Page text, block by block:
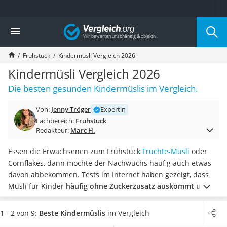
Die beliebtesten Vergleiche nach Kategorie
Lebensmittel
Schwarzkümmelöl
Knäckebrot
Schwarzkümmelöl-Kapseln
Manukahonig
Eiklar
Balsamico-Essig
Schwarzkümmelöl bio
Honig
Gemüsebrühe
Eiskaffee-Pulver
Irischer Whiskey
Grapefruitkernextrakt
Matcha-Set
Vergleich
Frühstück Kindermüsli Vergleich 2026
Kindermüsli Vergleich 2026
Die besten gesunden Kindermüslis im Vergleich.
Von: Jenny Tröger
Expertin
Fachbereich: Frühstück
Redakteur: Marc H.
Essen die Erwachsenen zum Frühstück Früchte-Müsli oder
Cornflakes, dann möchte der Nachwuchs häufig auch etwas
davon abbekommen. Tests im Internet haben gezeigt, dass
Müsli für Kinder häufig ohne Zuckerzusatz auskommt und
nur durch enthaltene Früchte gesüßt ist.Wählen Sie jetzt ein
Kindermüsli aus unserer Vergleichstabelle, welches als
1 - 2 von 9: Beste Kindermüslis im Vergleich